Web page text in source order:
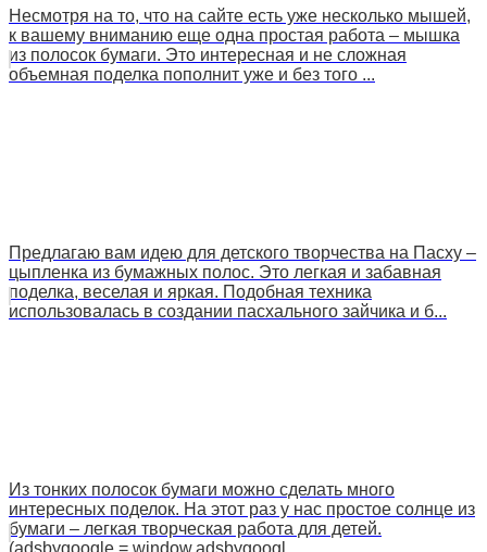
Несмотря на то, что на сайте есть уже несколько мышей,
к вашему вниманию еще одна простая работа – мышка
из полосок бумаги. Это интересная и не сложная
объемная поделка пополнит уже и без того ...
Предлагаю вам идею для детского творчества на Пасху –
цыпленка из бумажных полос. Это легкая и забавная
поделка, веселая и яркая. Подобная техника
использовалась в создании пасхального зайчика и б...
Из тонких полосок бумаги можно сделать много
интересных поделок. На этот раз у нас простое солнце из
бумаги – легкая творческая работа для детей.
(adsbygoogle = window.adsbygoogl...